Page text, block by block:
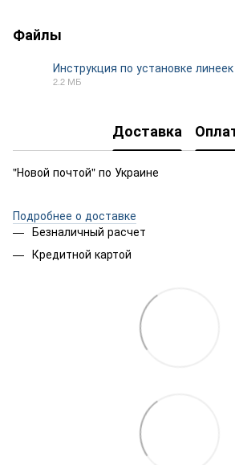
Файлы
Инструкция по установке
2.2 МБ
Доставка
"Новой почтой" по Украине
Подробнее о доставке
Безналичный расчет
Кредитной картой